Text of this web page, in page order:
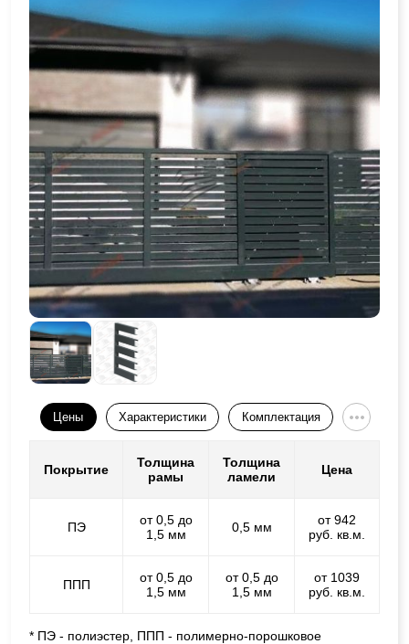
Цены Характеристики Комплектация
Покрытие
Толщина
рамы
Толщина
ламели
Цена
ПЭ
от 0,5 до
1,5 мм
0,5 мм
от 942
руб. кв.м.
ППП
от 0,5 до
1,5 мм
от 0,5 до
1,5 мм
от 1039
руб. кв.м.
* ПЭ - полиэстер, ППП - полимерно-порошковое